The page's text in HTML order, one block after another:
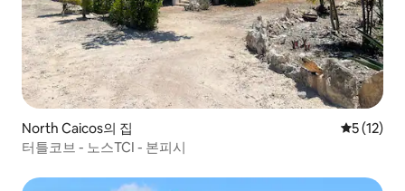
North Caicos의 집 평점 5점
5 (12)
터틀코브 - 노스TCI - 본피시